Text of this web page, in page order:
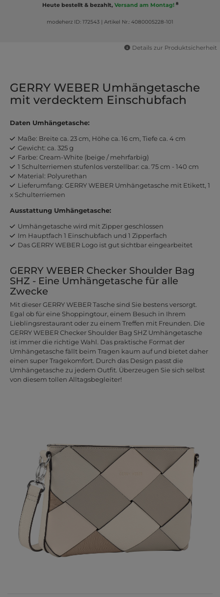
Heute bestellt & bezahlt, Versand am Montag! 8
modeherz ID: 172543 Artikel Nr.: 4080005228-101
Details zur Produktsicherheit
GERRY WEBER Umhängetasche
mit verdecktem Einschubfach
Daten Umhängetasche:
Maße: Breite ca. 23 cm, Höhe ca. 16 cm, Tiefe ca. 4 cm
Gewicht: ca. 325 g
Farbe: Cream-White (beige / mehrfarbig)
1 Schulterriemen stufenlos verstellbar: ca. 75 cm - 140 cm
Material: Polyurethan
Lieferumfang: GERRY WEBER Umhängetasche mit Etikett, 1
x Schulterriemen
Ausstattung Umhängetasche:
Umhängetasche wird mit Zipper geschlossen
Im Hauptfach 1 Einschubfach und 1 Zipperfach
Das GERRY WEBER Logo ist gut sichtbar eingearbeitet
GERRY WEBER Checker Shoulder Bag
SHZ - Eine Umhängetasche für alle
Zwecke
Mit dieser GERRY WEBER Tasche sind Sie bestens versorgt.
Egal ob für eine Shoppingtour, einem Besuch in Ihrem
Lieblingsrestaurant oder zu einem Treffen mit Freunden. Die
GERRY WEBER Checker Shoulder Bag SHZ Umhängetasche
ist immer die richtige Wahl. Das praktische Format der
Umhängetasche fällt beim Tragen kaum auf und bietet daher
einen super Tragekomfort. Durch das Design passt die
Umhängetasche zu jedem Outfit. Überzeugen Sie sich selbst
von diesem tollen Alltagsbegleiter!